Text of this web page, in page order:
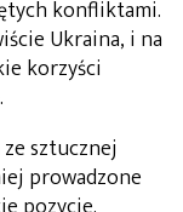
konfliktami.
Ukraina, i na
korzyści
sztucznej
prowadzone